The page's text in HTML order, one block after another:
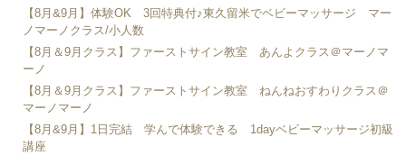
【8月&9月】体験OK 3回特典付♪東久留米でベビーマッサージ マー
ノマーノクラス/小人数
【8月＆9月クラス】ファーストサイン教室 あんよクラス＠マーノマ
ーノ
【8月＆9月クラス】ファーストサイン教室 ねんねおすわりクラス＠
マーノマーノ
【8月&9月】1日完結 学んで体験できる 1dayベビーマッサージ初級
講座